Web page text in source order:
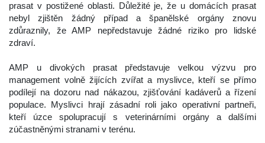
prasat v postižené oblasti. Důležité je, že u domácích prasat
nebyl zjištěn žádný případ a španělské orgány znovu
zdůraznily, že AMP nepředstavuje žádné riziko pro lidské
zdraví.
AMP u divokých prasat představuje velkou výzvu pro
management volně žijících zvířat a myslivce, kteří se přímo
podílejí na dozoru nad nákazou, zjišťování kadáverů a řízení
populace. Myslivci hrají zásadní roli jako operativní partneři,
kteří úzce spolupracují s veterinárními orgány a dalšími
zúčastněnými stranami v terénu.